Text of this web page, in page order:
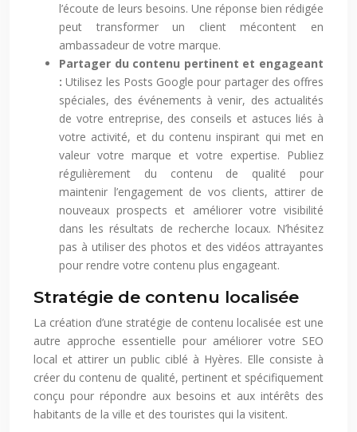
l’écoute de leurs besoins. Une réponse bien rédigée
peut transformer un client mécontent en
ambassadeur de votre marque.
Partager du contenu pertinent et engageant
:Utilisez les Posts Google pour partager des offres
spéciales, des événements à venir, des actualités
de votre entreprise, des conseils et astuces liés à
votre activité, et du contenu inspirant qui met en
valeur votre marque et votre expertise. Publiez
régulièrement du contenu de qualité pour
maintenir l’engagement de vos clients, attirer de
nouveaux prospects et améliorer votre visibilité
dans les résultats de recherche locaux. N’hésitez
pas à utiliser des photos et des vidéos attrayantes
pour rendre votre contenu plus engageant.
Stratégie de contenu localisée
La création d’une stratégie de contenu localisée est une
autre approche essentielle pour améliorer votre SEO
local et attirer un public ciblé à Hyères. Elle consiste à
créer du contenu de qualité, pertinent et spécifiquement
conçu pour répondre aux besoins et aux intérêts des
habitants de la ville et des touristes qui la visitent.